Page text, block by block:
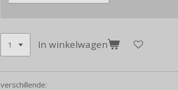
In winkelwagen
verschillende: